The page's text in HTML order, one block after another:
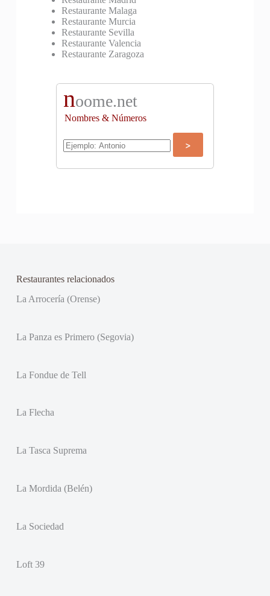
Restaurante Malaga
Restaurante Murcia
Restaurante Sevilla
Restaurante Valencia
Restaurante Zaragoza
noome.net
Nombres & Números
Restaurantes relacionados
La Arrocería (Orense)
La Panza es Primero (Segovia)
La Fondue de Tell
La Flecha
La Tasca Suprema
La Mordida (Belén)
La Sociedad
Loft 39